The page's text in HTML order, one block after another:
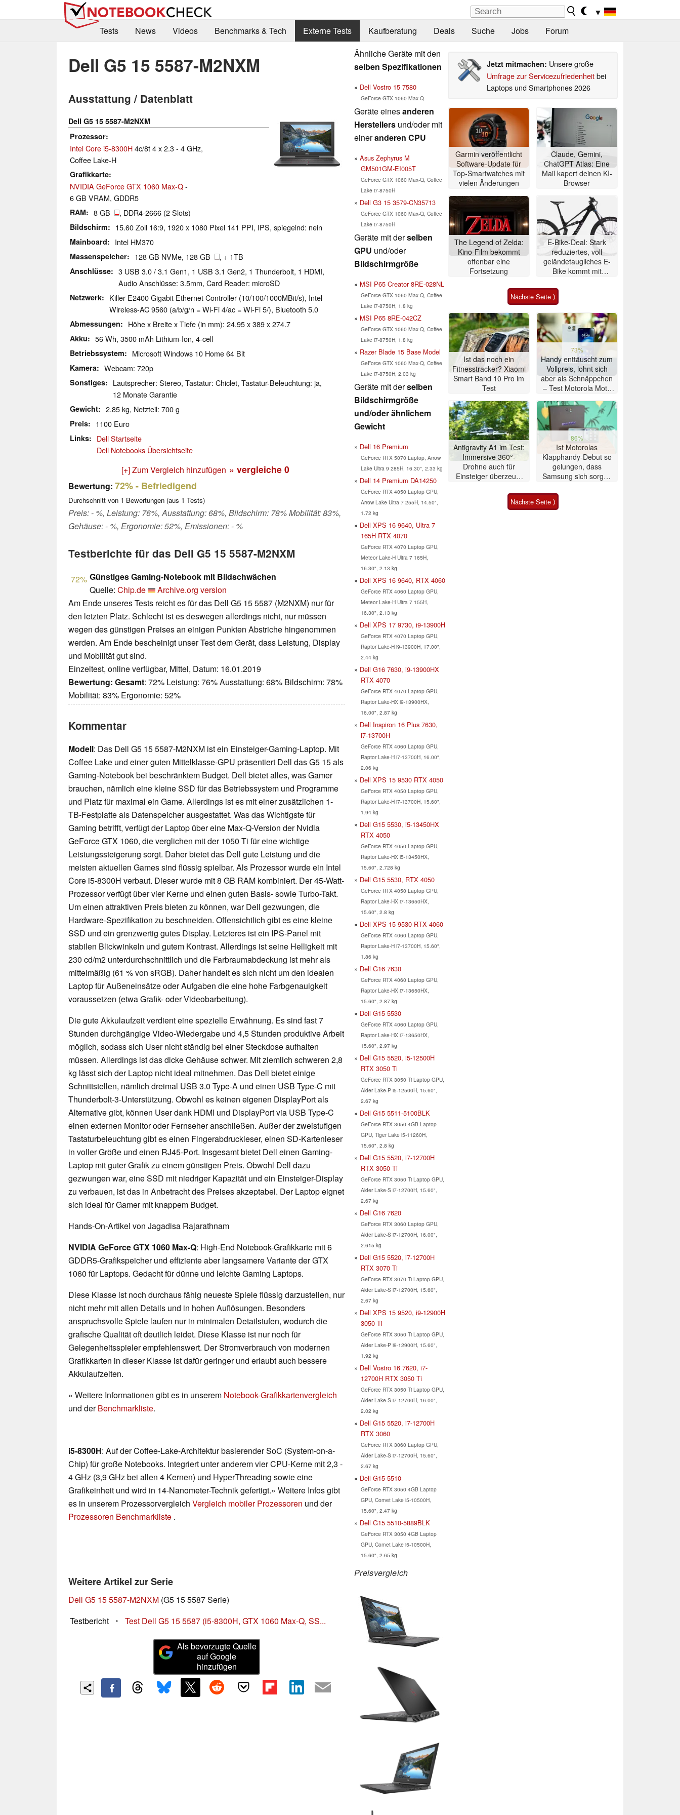
▼
Tests
News Videos Benchmarks & Tech Externe Tests Kaufberatung Deals Suche Jobs Forum
Dell G5 15 5587-M2NXM
Ausstattung / Datenblatt
Dell G5 15 5587-M2NXM
Prozessor
Intel Core i5-8300H4c/8t 4 x 2.3 - 4 GHz,
Coffee Lake-H
Grafikkarte
NVIDIA GeForce GTX 1060 Max-Q-
6 GB VRAM, GDDR5
RAM 8 GB , DDR4-2666 (2 Slots)
Bildschirm 15.60 Zoll 16:9, 1920 x 1080 Pixel 141 PPI, IPS, spiegelnd: nein
Mainboard Intel HM370
Massenspeicher 128 GB NVMe, 128 GB , + 1TB
Anschlüsse
3 USB 3.0 / 3.1 Gen1, 1 USB 3.1 Gen2, 1 Thunderbolt, 1 HDMI,
Audio Anschlüsse: 3.5mm, Card Reader: microSD
Netzwerk
Killer E2400 Gigabit Ethernet Controller (10/100/1000MBit/s), Intel
Wireless-AC 9560 (a/b/g/n = Wi-Fi 4/ac = Wi-Fi 5/), Bluetooth 5.0
Abmessungen Höhe x Breite x Tiefe (in mm): 24.95 x 389 x 274.7
Akku 56 Wh, 3500 mAh Lithium-Ion, 4-cell
Betriebssystem Microsoft Windows 10 Home 64 Bit
Kamera Webcam: 720p
Sonstiges
Lautsprecher: Stereo, Tastatur: Chiclet, Tastatur-Beleuchtung: ja,
12 Monate Garantie
Gewicht 2.85 kg, Netzteil: 700 g
Preis 1100 Euro
Links
Dell Startseite
Dell Notebooks Übersichtseite
[+] Zum Vergleich hinzufügen » vergleiche 0
Bewertung: 72%- Befriedigend
Durchschnitt von 1 Bewertungen (aus 1 Tests)
Preis: - %, Leistung: 76%, Ausstattung: 68%, Bildschirm: 78% Mobilität: 83%,
Gehäuse: - %, Ergonomie: 52%, Emissionen: - %
Testberichte für das Dell G5 15 5587-M2NXM
72% Günstiges Gaming-Notebook mit Bildschwächen
Quelle: Chip.de
Archive.org version
Am Ende unseres Tests reicht es für das Dell G5 15 5587 (M2NXM) nur für
den letzten Platz. Schlecht ist es deswegen allerdings nicht, nur müssen
wegen des günstigen Preises an einigen Punkten Abstriche hingenommen
werden. Am Ende bescheinigt unser Test dem Gerät, dass Leistung, Display
und Mobilität gut sind.
Einzeltest, online verfügbar, Mittel, Datum: 16.01.2019
Bewertung: Gesamt: 72% Leistung: 76% Ausstattung: 68% Bildschirm: 78%
Mobilität: 83% Ergonomie: 52%
Kommentar
Modell: Das Dell G5 15 5587-M2NXM ist ein Einsteiger-Gaming-Laptop. Mit
Coffee Lake und einer guten Mittelklasse-GPU präsentiert Dell das G5 15 als
Gaming-Notebook bei beschränktem Budget. Dell bietet alles, was Gamer
brauchen, nämlich eine kleine SSD für das Betriebssystem und Programme
und Platz für maximal ein Game. Allerdings ist es mit einer zusätzlichen 1-
TB-Festplatte als Datenspeicher ausgestattet. Was das Wichtigste für
Gaming betrifft, verfügt der Laptop über eine Max-Q-Version der Nvidia
GeForce GTX 1060, die verglichen mit der 1050 Ti für eine wichtige
Leistungssteigerung sorgt. Daher bietet das Dell gute Leistung und die
meisten aktuellen Games sind flüssig spielbar. Als Prozessor wurde ein Intel
Core i5-8300H verbaut. Dieser wurde mit 8 GB RAM kombiniert. Der 45-Watt-
Prozessor verfügt über vier Kerne und einen guten Basis- sowie Turbo-Takt.
Um einen attraktiven Preis bieten zu können, war Dell gezwungen, die
Hardware-Spezifikation zu beschneiden. Offensichtlich gibt es eine kleine
SSD und ein grenzwertig gutes Display. Letzteres ist ein IPS-Panel mit
stabilen Blickwinkeln und gutem Kontrast. Allerdings ist seine Helligkeit mit
230 cd/m2 unterdurchschnittlich und die Farbraumabdeckung ist mehr als
mittelmäßig (61 % von sRGB). Daher handelt es sich nicht um den idealen
Laptop für Außeneinsätze oder Aufgaben die eine hohe Farbgenauigkeit
voraussetzen (etwa Grafik- oder Videobarbeitung).
Die gute Akkulaufzeit verdient eine spezielle Erwähnung. Es sind fast 7
Stunden durchgängige Video-Wiedergabe und 4,5 Stunden produktive Arbeit
möglich, sodass sich User nicht ständig bei einer Steckdose aufhalten
müssen. Allerdings ist das dicke Gehäuse schwer. Mit ziemlich schweren 2,8
kg lässt sich der Laptop nicht ideal mitnehmen. Das Dell bietet einige
Schnittstellen, nämlich dreimal USB 3.0 Type-A und einen USB Type-C mit
Thunderbolt-3-Unterstützung. Obwohl es keinen eigenen DisplayPort als
Alternative gibt, können User dank HDMI und DisplayPort via USB Type-C
einen externen Monitor oder Fernseher anschließen. Außer der zweistufigen
Tastaturbeleuchtung gibt es einen Fingerabdruckleser, einen SD-Kartenleser
in voller Größe und einen RJ45-Port. Insgesamt bietet Dell einen Gaming-
Laptop mit guter Grafik zu einem günstigen Preis. Obwohl Dell dazu
gezwungen war, eine SSD mit niedriger Kapazität und ein Einsteiger-Display
zu verbauen, ist das in Anbetracht des Preises akzeptabel. Der Laptop eignet
sich ideal für Gamer mit knappem Budget.
Hands-On-Artikel von Jagadisa Rajarathnam
NVIDIA GeForce GTX 1060 Max-Q: High-End Notebook-Grafikkarte mit 6
GDDR5-Grafikspeicher und effiziente aber langsamere Variante der GTX
1060 für Laptops. Gedacht für dünne und leichte Gaming Laptops.
Diese Klasse ist noch durchaus fähig neueste Spiele flüssig darzustellen, nur
nicht mehr mit allen Details und in hohen Auflösungen. Besonders
anspruchsvolle Spiele laufen nur in minimalen Detailstufen, wodurch die
grafische Qualität oft deutlich leidet. Diese Klasse ist nur noch für
Gelegenheitsspieler empfehlenswert. Der Stromverbrauch von modernen
Grafikkarten in dieser Klasse ist dafür geringer und erlaubt auch bessere
Akkulaufzeiten.
» Weitere Informationen gibt es in unserem Notebook-Grafikkartenvergleich
und derBenchmarkliste.
i5-8300H: Auf der Coffee-Lake-Architektur basierender SoC (System-on-a-
Chip) für große Notebooks. Integriert unter anderem vier CPU-Kerne mit 2,3 -
4 GHz (3,9 GHz bei allen 4 Kernen) und HyperThreading sowie eine
Grafikeinheit und wird in 14-Nanometer-Technik gefertigt.» Weitere Infos gibt
es in unserem Prozessorvergleich Vergleich mobiler Prozessoren und der
Prozessoren Benchmarkliste .
Weitere Artikel zur Serie
Dell G5 15 5587-M2NXM (G5 15 5587 Serie)
Testbericht
• Test Dell G5 15 5587 (i5-8300H, GTX 1060 Max-Q, SS...
Als bevorzugte Quelle
auf Google
hinzufügen
Ähnliche Geräte mit den
selben Spezifikationen
Dell Vostro 15 7580
GeForce GTX 1060 Max-Q
Geräte einesanderen
Herstellers und/oder mit
eineranderen CPU
Asus Zephyrus M
GM501GM-EI005T
GeForce GTX 1060 Max-Q, Coffee
Lake i7-8750H
Dell G3 15 3579-CN35713
GeForce GTX 1060 Max-Q, Coffee
Lake i7-8750H
Geräte mit derselben
GPU und/oder
Bildschirmgröße
MSI P65 Creator 8RE-028NL
GeForce GTX 1060 Max-Q, Coffee
Lake i7-8750H, 1.8 kg
MSI P65 8RE-042CZ
GeForce GTX 1060 Max-Q, Coffee
Lake i7-8750H, 1.8 kg
Razer Blade 15 Base Model
GeForce GTX 1060 Max-Q, Coffee
Lake i7-8750H, 2.03 kg
Geräte mit derselben
Bildschirmgröße
und/oder ähnlichem
Gewicht
Dell 16 Premium
GeForce RTX 5070 Laptop, Arrow
Lake Ultra 9 285H, 16.30", 2.33 kg
Dell 14 Premium DA14250
GeForce RTX 4050 Laptop GPU,
Arrow Lake Ultra 7 255H, 14.50",
1.72 kg
Dell XPS 16 9640, Ultra 7
165H RTX 4070
GeForce RTX 4070 Laptop GPU,
Meteor Lake-H Ultra 7 165H,
16.30", 2.13 kg
Dell XPS 16 9640, RTX 4060
GeForce RTX 4060 Laptop GPU,
Meteor Lake-H Ultra 7 155H,
16.30", 2.13 kg
Dell XPS 17 9730, i9-13900H
GeForce RTX 4070 Laptop GPU,
Raptor Lake-H i9-13900H, 17.00",
2.44 kg
Dell G16 7630, i9-13900HX
RTX 4070
GeForce RTX 4070 Laptop GPU,
Raptor Lake-HX i9-13900HX,
16.00", 2.87 kg
Dell Inspiron 16 Plus 7630,
i7-13700H
GeForce RTX 4060 Laptop GPU,
Raptor Lake-H i7-13700H, 16.00",
2.06 kg
Dell XPS 15 9530 RTX 4050
GeForce RTX 4050 Laptop GPU,
Raptor Lake-H i7-13700H, 15.60",
1.94 kg
Dell G15 5530, i5-13450HX
RTX 4050
GeForce RTX 4050 Laptop GPU,
Raptor Lake-HX i5-13450HX,
15.60", 2.728 kg
Dell G15 5530, RTX 4050
GeForce RTX 4050 Laptop GPU,
Raptor Lake-HX i7-13650HX,
15.60", 2.8 kg
Dell XPS 15 9530 RTX 4060
GeForce RTX 4060 Laptop GPU,
Raptor Lake-H i7-13700H, 15.60",
1.86 kg
Dell G16 7630
GeForce RTX 4060 Laptop GPU,
Raptor Lake-HX i7-13650HX,
15.60", 2.87 kg
Dell G15 5530
GeForce RTX 4060 Laptop GPU,
Raptor Lake-HX i7-13650HX,
15.60", 2.97 kg
Dell G15 5520, i5-12500H
RTX 3050 Ti
GeForce RTX 3050 Ti Laptop GPU,
Alder Lake-P i5-12500H, 15.60",
2.67 kg
Dell G15 5511-5100BLK
GeForce RTX 3050 4GB Laptop
GPU, Tiger Lake i5-11260H,
15.60", 2.8 kg
Dell G15 5520, i7-12700H
RTX 3050 Ti
GeForce RTX 3050 Ti Laptop GPU,
Alder Lake-S i7-12700H, 15.60",
2.67 kg
Dell G16 7620
GeForce RTX 3060 Laptop GPU,
Alder Lake-S i7-12700H, 16.00",
2.615 kg
Dell G15 5520, i7-12700H
RTX 3070 Ti
GeForce RTX 3070 Ti Laptop GPU,
Alder Lake-S i7-12700H, 15.60",
2.67 kg
Dell XPS 15 9520, i9-12900H
3050 Ti
GeForce RTX 3050 Ti Laptop GPU,
Alder Lake-P i9-12900H, 15.60",
1.92 kg
Dell Vostro 16 7620, i7-
12700H RTX 3050 Ti
GeForce RTX 3050 Ti Laptop GPU,
Alder Lake-S i7-12700H, 16.00",
2.02 kg
Dell G15 5520, i7-12700H
RTX 3060
GeForce RTX 3060 Laptop GPU,
Alder Lake-S i7-12700H, 15.60",
2.67 kg
Dell G15 5510
GeForce RTX 3050 4GB Laptop
GPU, Comet Lake i5-10500H,
15.60", 2.47 kg
Dell G15 5510-5889BLK
GeForce RTX 3050 4GB Laptop
GPU, Comet Lake i5-10500H,
15.60", 2.65 kg
Preisvergleich
Jetzt mitmachen: Unsere große
Umfrage zur Servicezufriedenheitbei
Laptops und Smartphones 2026
Garmin veröffentlicht
Software-Update für
Top-Smartwatches mit
vielen Änderungen
Claude, Gemini,
ChatGPT Atlas: Eine
Mail kapert deinen KI-
Browser
The Legend of Zelda:
Kino-Film bekommt
offenbar eine
Fortsetzung
E-Bike-Deal: Stark
reduziertes, voll
geländetaugliches E-
Bike kommt mit
Nächste Seite ⟩
Ist das noch ein
Fitnesstracker? Xiaomi
Smart Band 10 Pro im
Test
73%
Handy enttäuscht zum
Vollpreis, lohnt sich
aber als Schnäppchen
– Test Motorola Moto
Antigravity A1 im Test:
Immersive 360°-
Drohne auch für
Einsteiger überzeugt
86%
Ist Motorolas
Klapphandy-Debut so
gelungen, dass
Samsung sich sorgen
Smartphone im Test
Nächste Seite ⟩